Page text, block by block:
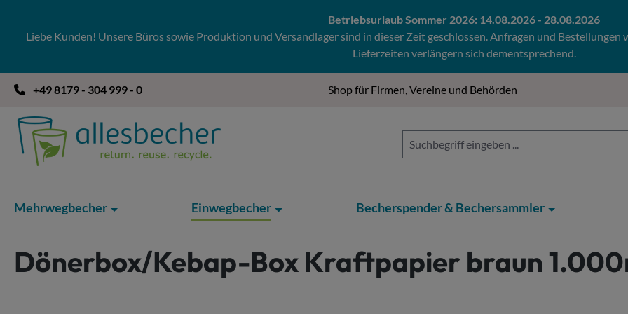
Betriebsurlaub Sommer 2026: 14.08.2026 - 28.08.2026
Liebe Kunden! Unsere Büros sowie Produktion und Versandlager sind in dieser Zeit geschlossen. Anfragen und
Lieferzeiten verlängern sich dementsprechend.
+49 8179 - 304 999 - 0 Shop für Firmen, Vereine und Behörden
Mehrwegbecher Einwegbecher Becherspender & Bechersammler
Dönerbox/Kebap-Box Kraftpapier braun